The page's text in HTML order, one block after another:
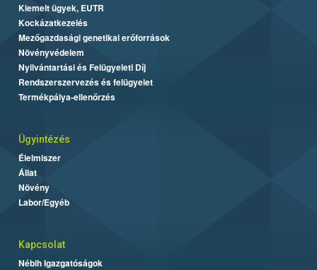
Kiemelt ügyek, EUTR
Kockázatkezelés
Mezőgazdasági genetikai erőforrások
Növényvédelem
Nyilvántartási és Felügyeleti Díj
Rendszerszervezés és felügyelet
Termékpálya-ellenőrzés
Ügyintézés
Élelmiszer
Állat
Növény
Labor/Egyéb
Kapcsolat
Nébih Igazgatóságok